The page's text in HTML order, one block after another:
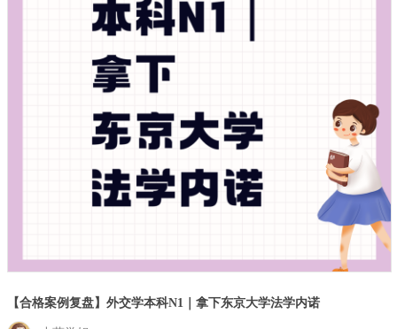
【合格案例复盘】外交学本科N1｜拿下东京大学法学内诺